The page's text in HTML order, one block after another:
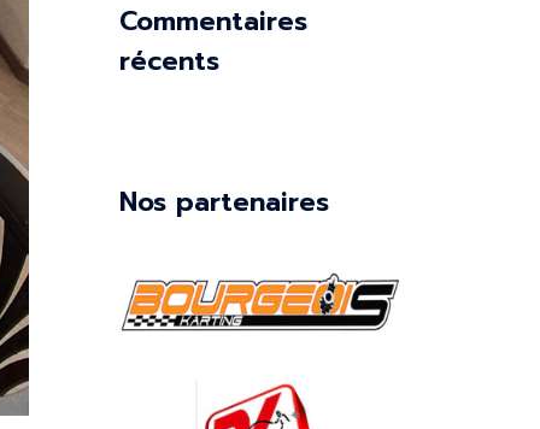
Commentaires
récents
Nos partenaires